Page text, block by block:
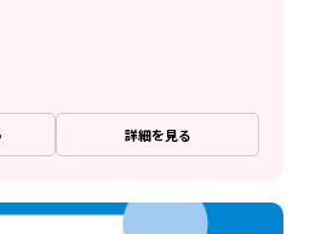
詳細を見る